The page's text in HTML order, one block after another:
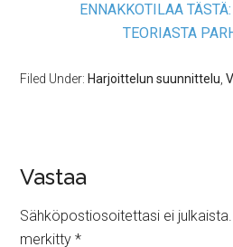
ENNAKKOTILAA
TEORIASTA
Filed Under: Harjoittelun suunnittelu ,
Vastaa
Sähköpostiosoitettasi ei julkaista.
merkitty*